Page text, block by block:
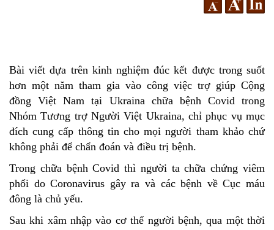
Bài viết dựa trên kinh nghiệm đúc kết được trong suốt
hơn một năm tham gia vào công việc trợ giúp Cộng
đồng Việt Nam tại Ukraina chữa bệnh Covid trong
Nhóm Tương trợ Người Việt Ukraina, chỉ phục vụ mục
đích cung cấp thông tin cho mọi người tham khảo chứ
không phải để chẩn đoán và điều trị bệnh.
Trong chữa bệnh Covid thì người ta chữa chứng viêm
phổi do Coronavirus gây ra và các bệnh về Cục máu
đông là chủ yếu.
Sau khi xâm nhập vào cơ thể người bệnh, qua một thời